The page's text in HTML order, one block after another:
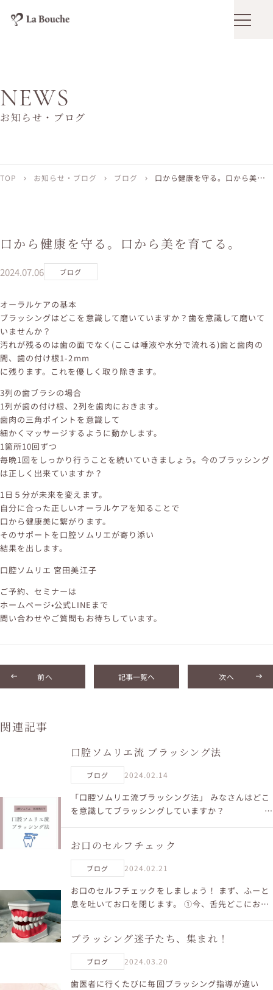
メニュ
NEWS
お知らせ・ブログ
TOP chevron_right お知らせ・ブログ chevron_right ブログ chevron_right
口から健康を守る。口から美を育
口から健康を守る。口から美を育てる。
2024.07.06 ブログ
オーラルケアの基本
ブラッシングはどこを意識して磨いていますか？歯を意識して磨いて
いませんか？
汚れが残るのは歯の面でなく(ここは唾液や水分で流れる)歯と歯肉の
間、歯の付け根1-2mm
に残ります。これを優しく取り除きます。
3列の歯ブラシの場合
1列が歯の付け根、2列を歯肉におきます。
歯肉の三角ポイントを意識して
細かくマッサージするように動かします。
1箇所10回ずつ
毎晩1回をしっかり行うことを続いていきましょう。今のブラッシング
は正しく出来ていますか？
1日５分が未来を変えます。
自分に合った正しいオーラルケアを知ることで
口から健康美に繋がります。
そのサポートを口腔ソムリエが寄り添い
結果を出します。
口腔ソムリエ 宮田美江子
ご予約、セミナーは
ホームページ•公式LINEまで
問い合わせやご質問もお待ちしています。
前へ 記事一覧へ 次へ
関連記事
口腔ソムリエ流 ブラッシング法
ブログ 2024.02.14
「口腔ソムリエ流ブラッシング法」 みなさんはどこ
を意識してブラッシングしていますか？
お口のセルフチェック
ブログ 2024.02.21
お口のセルフチェックをしましょう！ まず、ふーと
息を吐いてお口を閉じます。 ①今、舌先どこにおか
上の前...
ブラッシング迷子たち、集まれ！
ブログ 2024.03.20
歯医者に行くたびに毎回ブラッシング指導が違い